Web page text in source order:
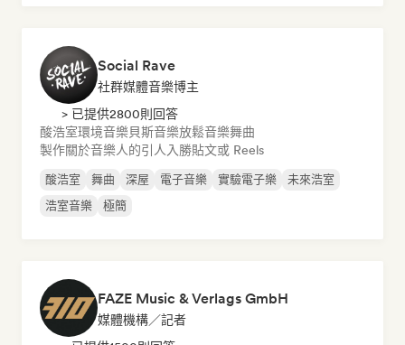
Social Rave
社群媒體音樂博主
> 已提供2800則回答
酸浩室環境音樂貝斯音樂放鬆音樂舞曲
製作關於音樂人的引人入勝貼文或 Reels
酸浩室 舞曲 深屋 電子音樂 實驗電子樂
未來浩室
浩室音樂
極簡
FAZE Music & Verlags GmbH
媒體機構／記者